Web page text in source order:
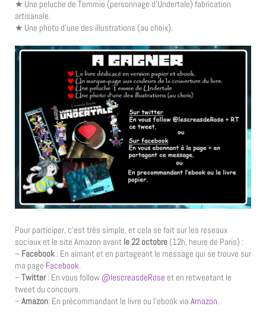
★ Une peluche de Temmie (personnage d’Undertale) fabrication
artisanale.
★ Une photo d’une des illustrations (au choix).
Pour participer, c’est très simple, et cela se fait sur les reseaux
sociaux et le site Amazon avant le 22 octobre (12h, heure de Paris) :
– Facebook : En aimant et en partageant le message qui se trouve sur
ma page Facebook.
–Twitter: En vous follow @lescreasdeRose et en retweetant le
tweet du concours.
–Amazon: En précommandant le livre ou l’ebook via Amazon.